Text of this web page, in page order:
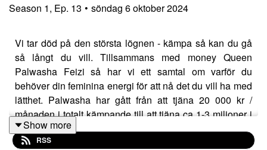
Season 1, Ep. 13 • söndag 6 oktober 2024
Vi tar död på den största lögnen - kämpa så kan du gå
så långt du vill. Tillsammans med money Queen
Palwasha Feizi så har vi ett samtal om varför du
behöver din feminina energi för att nå det du vill ha med
lätthet. Palwasha har gått från att tjäna 20 000 kr /
månaden i totalt kämpande till att tjäna ca 1-3 miljoner i
månaden och jobba ca 5 h om dagen . Ett levande bevis
på att allt är möjligt när vi balanserar upp våra energier.
Show more
RSS